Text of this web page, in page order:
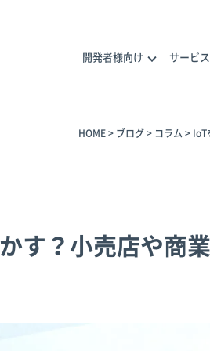
開発者様向け サービ
HOME> ブログ> コラム > IoT
す？小売店や商